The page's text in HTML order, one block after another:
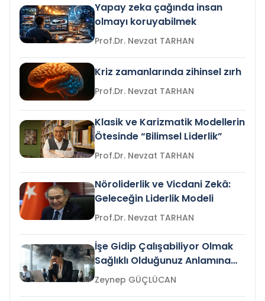
Yapay zeka çağında insan
olmayı koruyabilmek
Prof.Dr. Nevzat TARHAN
Kriz zamanlarında zihinsel zırh
Prof.Dr. Nevzat TARHAN
Klasik ve Karizmatik Modellerin
Ötesinde “Bilimsel Liderlik”
Prof.Dr. Nevzat TARHAN
Nöroliderlik ve Vicdani Zekâ:
Geleceğin Liderlik Modeli
Prof.Dr. Nevzat TARHAN
İşe Gidip Çalışabiliyor Olmak
Sağlıklı Olduğunuz Anlamına
Gelir mi?Zeynep GÜÇLÜCAN